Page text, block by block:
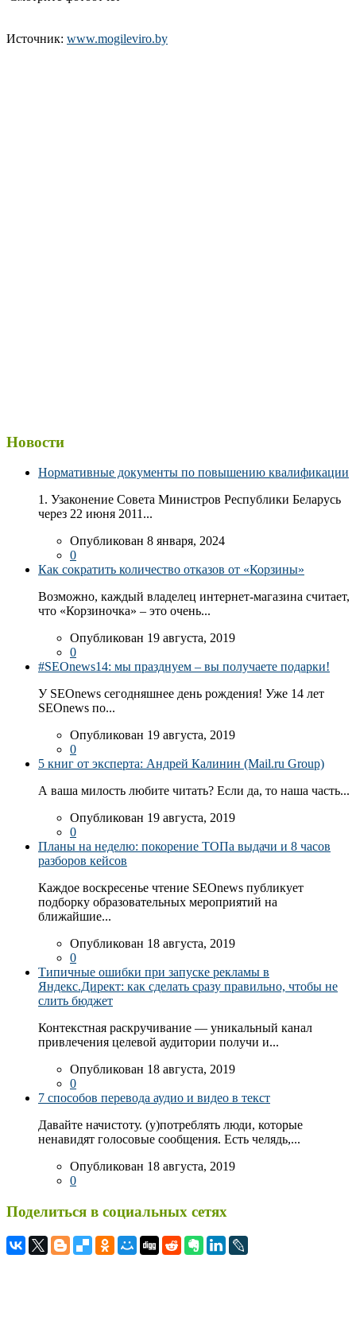
Источник: www.mogileviro.by
Новости
Нормативные документы по повышению квалификации
1. Узаконение Совета Министров Республики Беларусь
через 22 июня 2011...
Опубликован 8 января, 2024
0
Как сократить количество отказов от «Корзины»
Возможно, каждый владелец интернет-магазина считает,
что «Корзиночка» – это очень...
Опубликован 19 августа, 2019
0
#SEOnews14: мы празднуем – вы получаете подарки!
У SEOnews сегодняшнее день рождения! Уже 14 лет
SEOnews по...
Опубликован 19 августа, 2019
0
5 книг от эксперта: Андрей Калинин (Mail.ru Group)
А ваша милость любите читать? Если да, то наша часть...
Опубликован 19 августа, 2019
0
Планы на неделю: покорение ТОПа выдачи и 8 часов
разборов кейсов
Каждое воскресенье чтение SEOnews публикует
подборку образовательных мероприятий на
ближайшие...
Опубликован 18 августа, 2019
0
Типичные ошибки при запуске рекламы в
Яндекс.Директ: как сделать сразу правильно, чтобы не
слить бюджет
Контекстная раскручивание — уникальный канал
привлечения целевой аудитории получи и...
Опубликован 18 августа, 2019
0
7 способов перевода аудио и видео в текст
Давайте начистоту. (у)потреблять люди, которые
ненавидят голосовые сообщения. Есть челядь,...
Опубликован 18 августа, 2019
0
Поделиться в социальных сетях